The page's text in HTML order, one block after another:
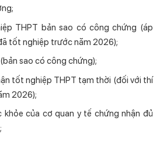
THPT bản sao có công chứng (áp
tốt nghiệp trước năm 2026);
sao có công chứng);
tốt nghiệp THPT tạm thời (đối với thí
2026);
khỏe của cơ quan y tế chứng nhận đủ